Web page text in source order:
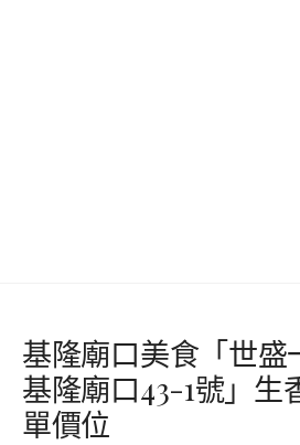
基隆廟口美食「世
基隆廟口43-1號」生
單價位